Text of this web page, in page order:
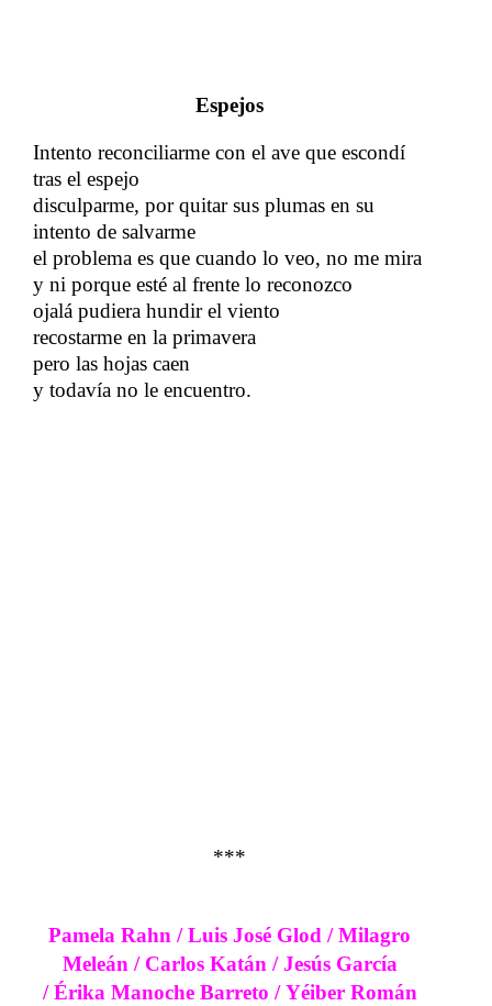
Espejos
Intento reconciliarme con el ave que escondí
tras el espejo
disculparme, por quitar sus plumas en su
intento de salvarme
el problema es que cuando lo veo, no me mira
y ni porque esté al frente lo reconozco
ojalá pudiera hundir el viento
recostarme en la primavera
pero las hojas caen
y todavía no le encuentro.
***
Pamela Rahn /Luis José Glod /Milagro
Meleán / Carlos Katán /Jesús García
/Érika Manoche Barreto /Yéiber Román